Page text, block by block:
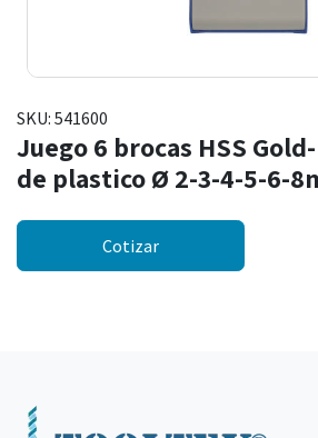
SKU: 541600
Juego 6 brocas HSS
de plastico Ø 2-3-4-5-6-
Cotizar